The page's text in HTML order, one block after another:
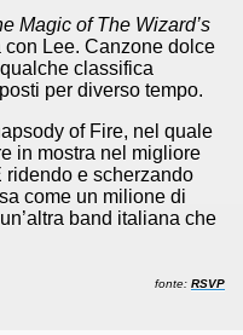
Magic of The Wizard’s
con Lee. Canzone dolce
classifica
per diverso tempo.
of Fire, nel quale
in mostra nel migliore
e scherzando
come un milione di
band italiana che
fonte: RSVP